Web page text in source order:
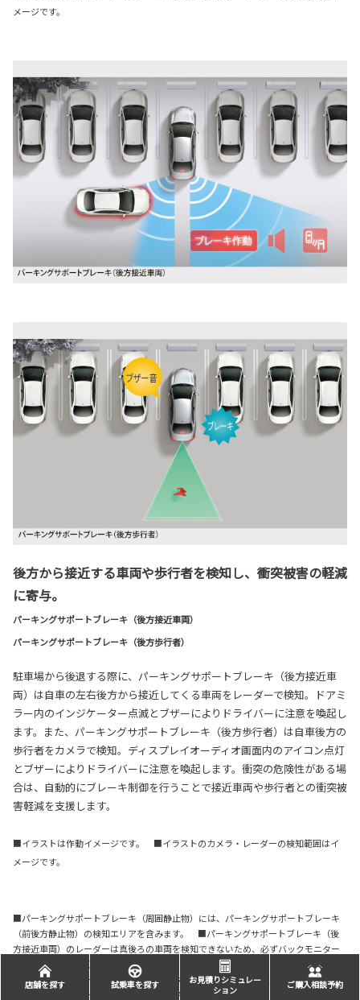
メージです。
後方から接近する車両や歩行者を検知し、衝突被害の軽減
に寄与。
パーキングサポートブレーキ（後方接近車両）
パーキングサポートブレーキ（後方歩行者）
駐車場から後退する際に、パーキングサポートブレーキ（後方接近車
両）は自車の左右後方から接近してくる車両をレーダーで検知。ドアミ
ラー内のインジケーター点滅とブザーによりドライバーに注意を喚起し
ます。また、パーキングサポートブレーキ（後方歩行者）は自車後方の
歩行者をカメラで検知。ディスプレイオーディオ画面内のアイコン点灯
とブザーによりドライバーに注意を喚起します。衝突の危険性がある場
合は、自動的にブレーキ制御を行うことで接近車両や歩行者との衝突被
害軽減を支援します。
■イラストは作動イメージです。 ■イラストのカメラ・レーダーの検知範囲はイ
メージです。
■パーキングサポートブレーキ（周囲静止物）には、パーキングサポートブレーキ
（前後方静止物）の検知エリアを含みます。 ■パーキングサポートブレーキ（後
方接近車両）のレーダーは真後ろの車両を検知できないため、必ずバックモニター
と合わせてご使用ください。
〈パーキングサポートブレーキを安全にお使いいただく上での注意事項〉
■パーキングサポートブレーキは衝突被害軽減ブレーキまで働くシステムではあり
店舗を探す 試乗車を探す
お見積りシミュレー
ション
ご購入相談予約